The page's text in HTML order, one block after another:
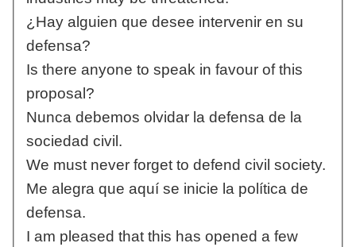
¿Hay alguien que desee intervenir en su
defensa?
Is there anyone to speak in favour of this
proposal?
Nunca debemos olvidar la defensa de la
sociedad civil.
We must never forget to defend civil society.
Me alegra que aquí se inicie la política de
defensa.
I am pleased that this has opened a few